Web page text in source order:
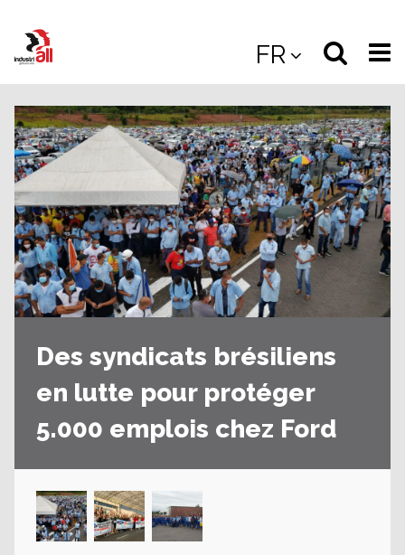
main
FR
Select
the
site
Des syndicats brésiliens
en lutte pour protéger
5.000 emplois chez Ford